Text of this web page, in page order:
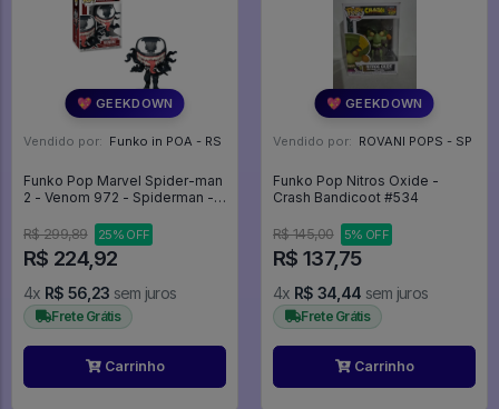
💖 GEEKDOWN
Vendido por: Funko in POA - RS
Funko Pop Marvel Spider-man
2 - Venom 972 - Spiderman -
R$ 299,89
25% OFF
R$ 224,92
4x R$ 56,23 sem juros
Frete Grátis
Carrinho
💖 GEEKDOWN
Vendido por: ROVANI POPS - SP
Funko Pop Nitros Oxide -
Crash Bandicoot #534
R$ 145,00 5% OFF
R$ 137,75
4x R$ 34,44 sem juros
Frete Grátis
Carrinho